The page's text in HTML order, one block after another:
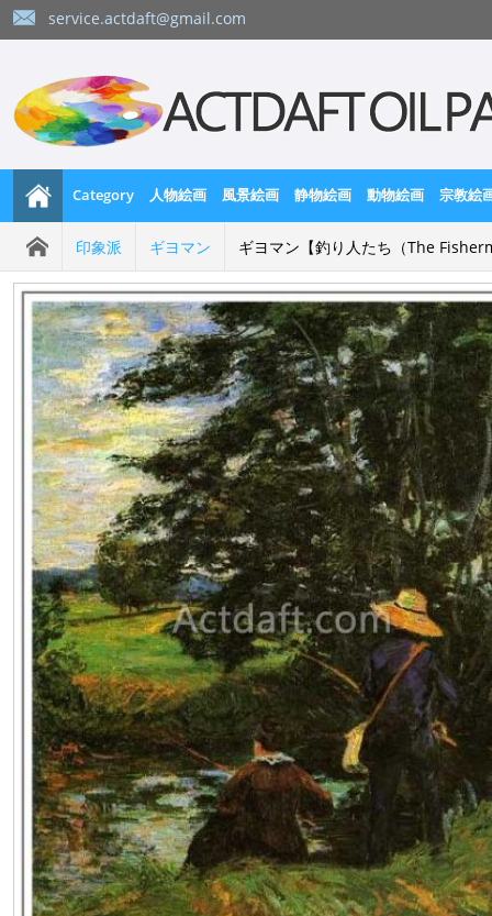
service.actdaft@gmail.com
Category 人物絵画 風景絵画 静物絵画 動物絵画 宗教絵
印象派 ギヨマン ギヨマン【釣り人たち（The